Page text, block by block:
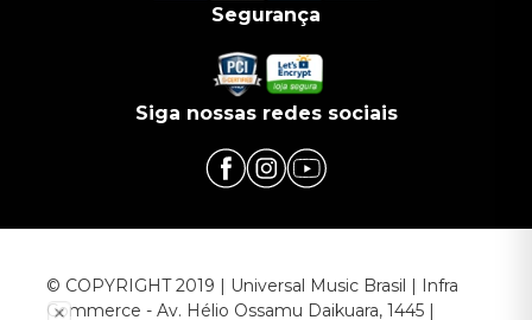
Segurança
Siga nossas redes sociais
© COPYRIGHT 2019 | Universal Music Brasil | Infra
Commerce - Av. Hélio Ossamu Daikuara, 1445 |